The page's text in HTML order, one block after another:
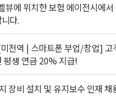
뷰에 위치한 보험 에이전시에서
다.
전역 | 스마트폰 부업/창업] 고
평생 연금 20% 지급!
장비 설치 및 유지보수 인재 채